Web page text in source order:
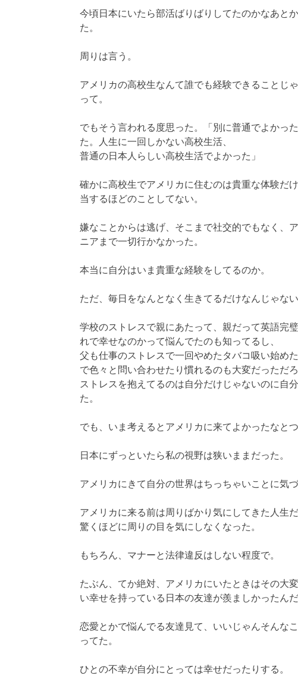
今頃日本にいたら部活ばりばりしてたのかなあと
た。
周りは言う。
アメリカの高校生なんて誰でも経験できることじ
って。
でもそう言われる度思った。「別に普通でよかっ
た。人生に一回しかない高校生活、
普通の日本人らしい高校生活でよかった」
確かに高校生でアメリカに住むのは貴重な体験だ
当するほどのことしてない。
嫌なことからは逃げ、そこまで社交的でもなく、
ニアまで一切行かなかった。
本当に自分はいま貴重な経験をしてるのか。
ただ、毎日をなんとなく生きてるだけなんじゃな
学校のストレスで親にあたって、親だって英語完
れで幸せなのかって悩んでたのも知ってるし、
父も仕事のストレスで一回やめたタバコ吸い始め
で色々と問い合わせたり慣れるのも大変だっただろ
ストレスを抱えてるのは自分だけじゃないのに自
た。
でも、いま考えるとアメリカに来てよかったなとつ
日本にずっといたら私の視野は狭いままだった。
アメリカにきて自分の世界はちっちゃいことに気づ
アメリカに来る前は周りばかり気にしてきた人生
驚くほどに周りの目を気にしなくなった。
もちろん、マナーと法律違反はしない程度で。
たぶん、てか絶対、アメリカにいたときはその大
い幸せを持っている日本の友達が羨ましかったんだ
恋愛とかで悩んでる友達見て、いいじゃんそんな
ってた。
ひとの不幸が自分にとっては幸せだったりする。